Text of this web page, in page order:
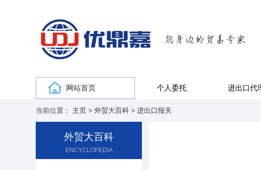
网站首页 个人委托 进出口代
当前位置： 主页 > 外贸大百科 > 进出口报关
外贸大百科
ENCYCLOPEDIA